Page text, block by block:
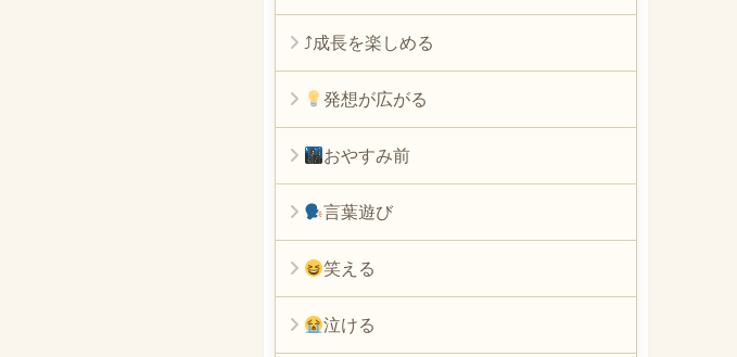
⤴︎成長を楽しめる
発想が広がる
おやすみ前
言葉遊び
笑える
泣ける